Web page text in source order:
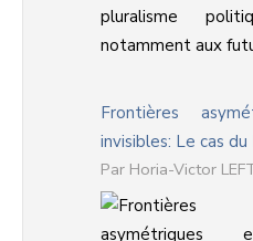
pluralisme
notamment aux
Frontières
invisibles: Le cas du
Horia-Victor